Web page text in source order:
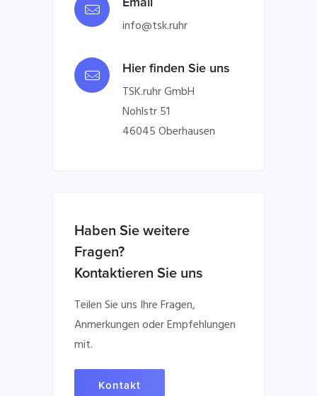
info@tsk.ruhr
Hier finden Sie uns
TSK.ruhr GmbH
Nohlstr 51
46045 Oberhausen
Haben Sie weitere
Fragen?
Kontaktieren Sie uns
Teilen Sie uns Ihre Fragen,
Anmerkungen oder Empfehlungen
mit.
Kontakt